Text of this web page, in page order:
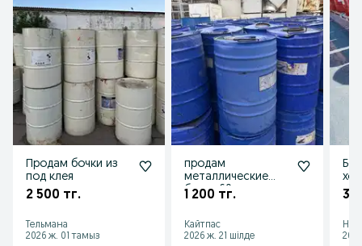
Продам бочки из
под клея
2 500 тг.
Тельмана
2026 ж. 01 тамыз
продам
металлические
бочки 60л
1 200 тг.
Кайтпас
2026 ж. 21 шілде
3